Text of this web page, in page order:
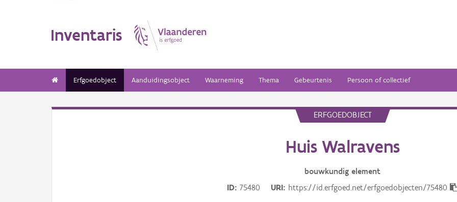
Inventaris
Erfgoedobject Aanduidingsobject Waarneming Thema Gebeurtenis Persoon of collectief
ERFGOEDOBJECT
Huis Walravens
bouwkundig element
ID
75480 URI https://id.erfgoed.net/erfgoedobjecten/75480